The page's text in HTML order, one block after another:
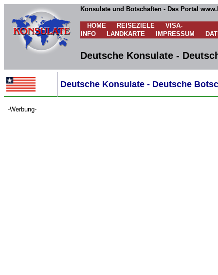
Konsulate und Botschaften - Das Portal
HOME REISEZIELE
VISA-
INFO
LANDKARTE IMPRESSUM
Deutsche Konsulate -
Deutsche Konsulate - Deutsche
-Werbung-